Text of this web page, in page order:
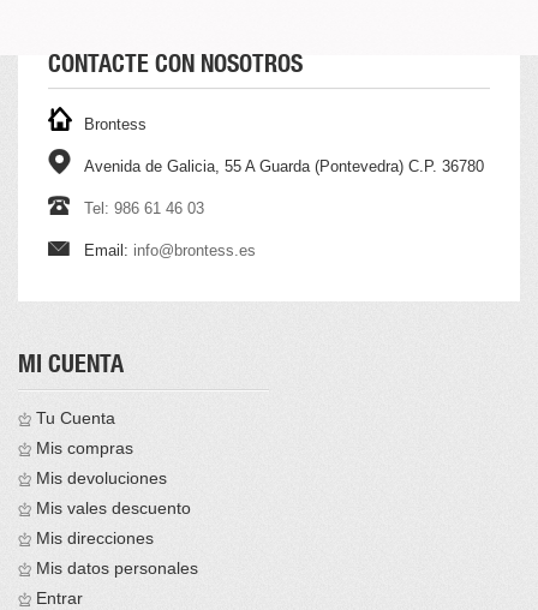
CONTACTE CON NOSOTROS
Brontess
Avenida de Galicia, 55 A Guarda (Pontevedra) C.P. 36780
Tel: 986 61 46 03
Email: info@brontess.es
MI CUENTA
Tu Cuenta
Mis compras
Mis devoluciones
Mis vales descuento
Mis direcciones
Mis datos personales
Entrar